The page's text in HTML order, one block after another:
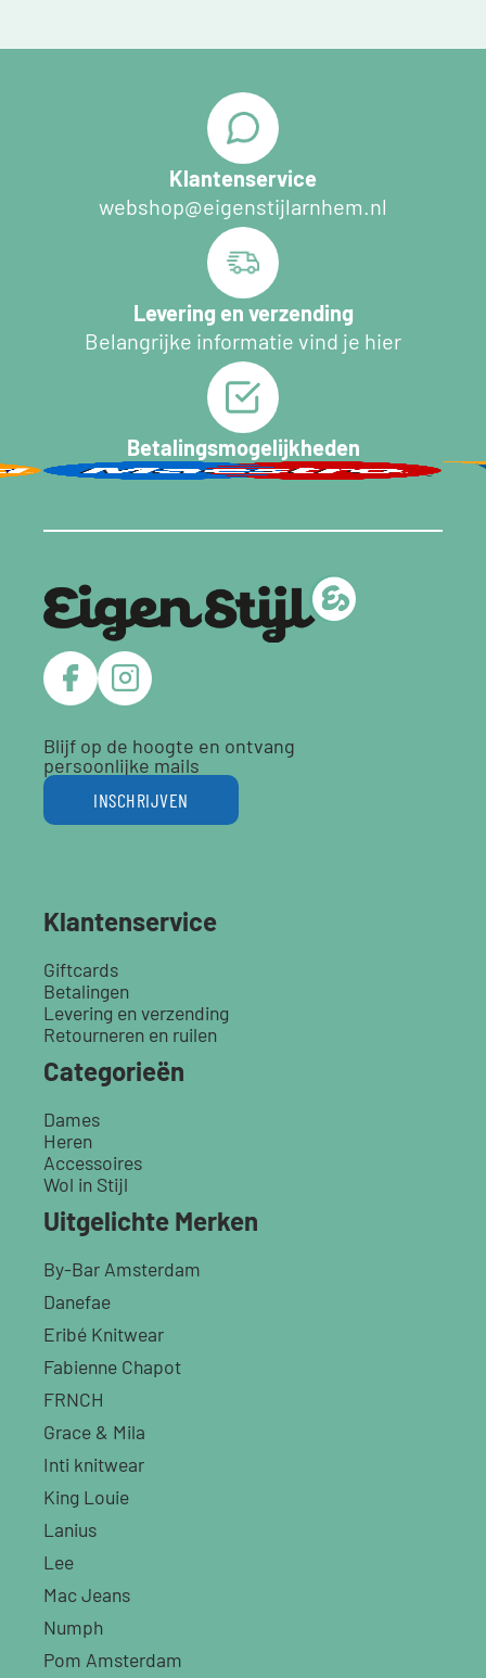
Klantenservice
webshop@eigenstijlarnhem.nl
Levering en verzending
Belangrijke informatie vind je hier
Betalingsmogelijkheden
Blijf op de hoogte en ontvang
persoonlijke mails
INSCHRIJVEN
Klantenservice
Giftcards
Betalingen
Levering en verzending
Retourneren en ruilen
Categorieën
Dames
Heren
Accessoires
Wol in Stijl
Uitgelichte Merken
By-Bar Amsterdam
Danefae
Eribé Knitwear
Fabienne Chapot
FRNCH
Grace & Mila
Inti knitwear
King Louie
Lanius
Lee
Mac Jeans
Numph
Pom Amsterdam